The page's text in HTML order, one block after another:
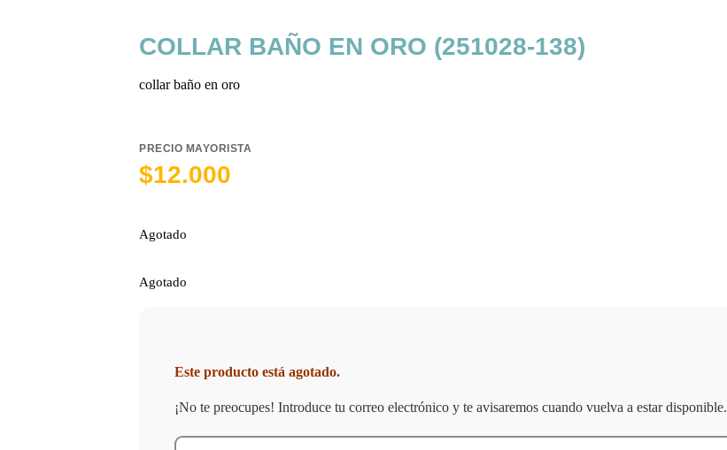
COLLAR BAÑO EN ORO (251028-138)
collar baño en oro
PRECIO MAYORISTA
$12.000
Agotado
Agotado
Este producto está agotado.
¡No te preocupes! Introduce tu correo electrónico y te avisaremos cuando vuelva a estar disponible.